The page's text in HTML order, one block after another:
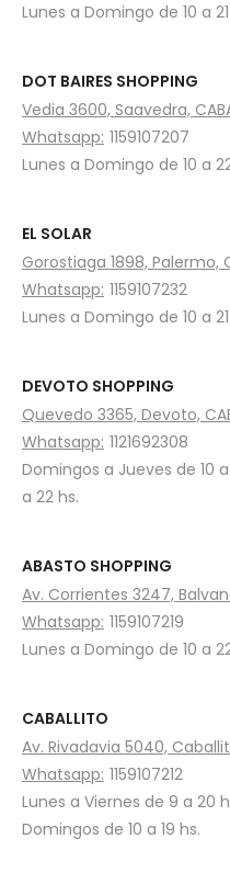
Lunes a Domingo de 10 a
DOT BAIRES SHOPPING
Vedia 3600, Saavedra,
Whatsapp: 1159107207
Lunes a Domingo de 10 a
EL SOLAR
Gorostiaga 1898, Palermo,
Whatsapp: 1159107232
Lunes a Domingo de 10 a
DEVOTO SHOPPING
Quevedo 3365, Devoto,
Whatsapp: 1121692308
Domingos a Jueves de 10
a 22 hs.
ABASTO SHOPPING
Av. Corrientes 3247,
Whatsapp: 1159107219
Lunes a Domingo de 10 a
CABALLITO
Av. Rivadavia 5040,
Whatsapp: 1159107212
Lunes a Viernes de 9 a 20
Domingos de 10 a 19 hs.